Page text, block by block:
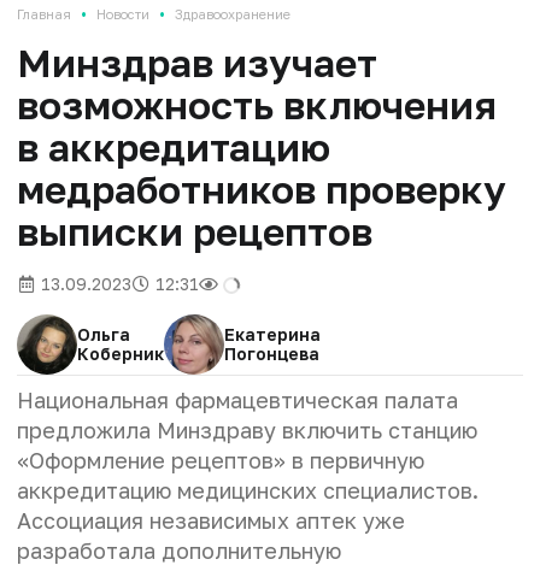
Главная • Новости • Здравоохранение
Минздрав изучает
возможность включения
в аккредитацию
медработников проверку
выписки рецептов
13.09.2023 12:31
Ольга
Коберник
Екатерина
Погонцева
Национальная фармацевтическая палата
предложила Минздраву включить станцию
«Оформление рецептов» в первичную
аккредитацию медицинских специалистов.
Ассоциация независимых аптек уже
разработала дополнительную